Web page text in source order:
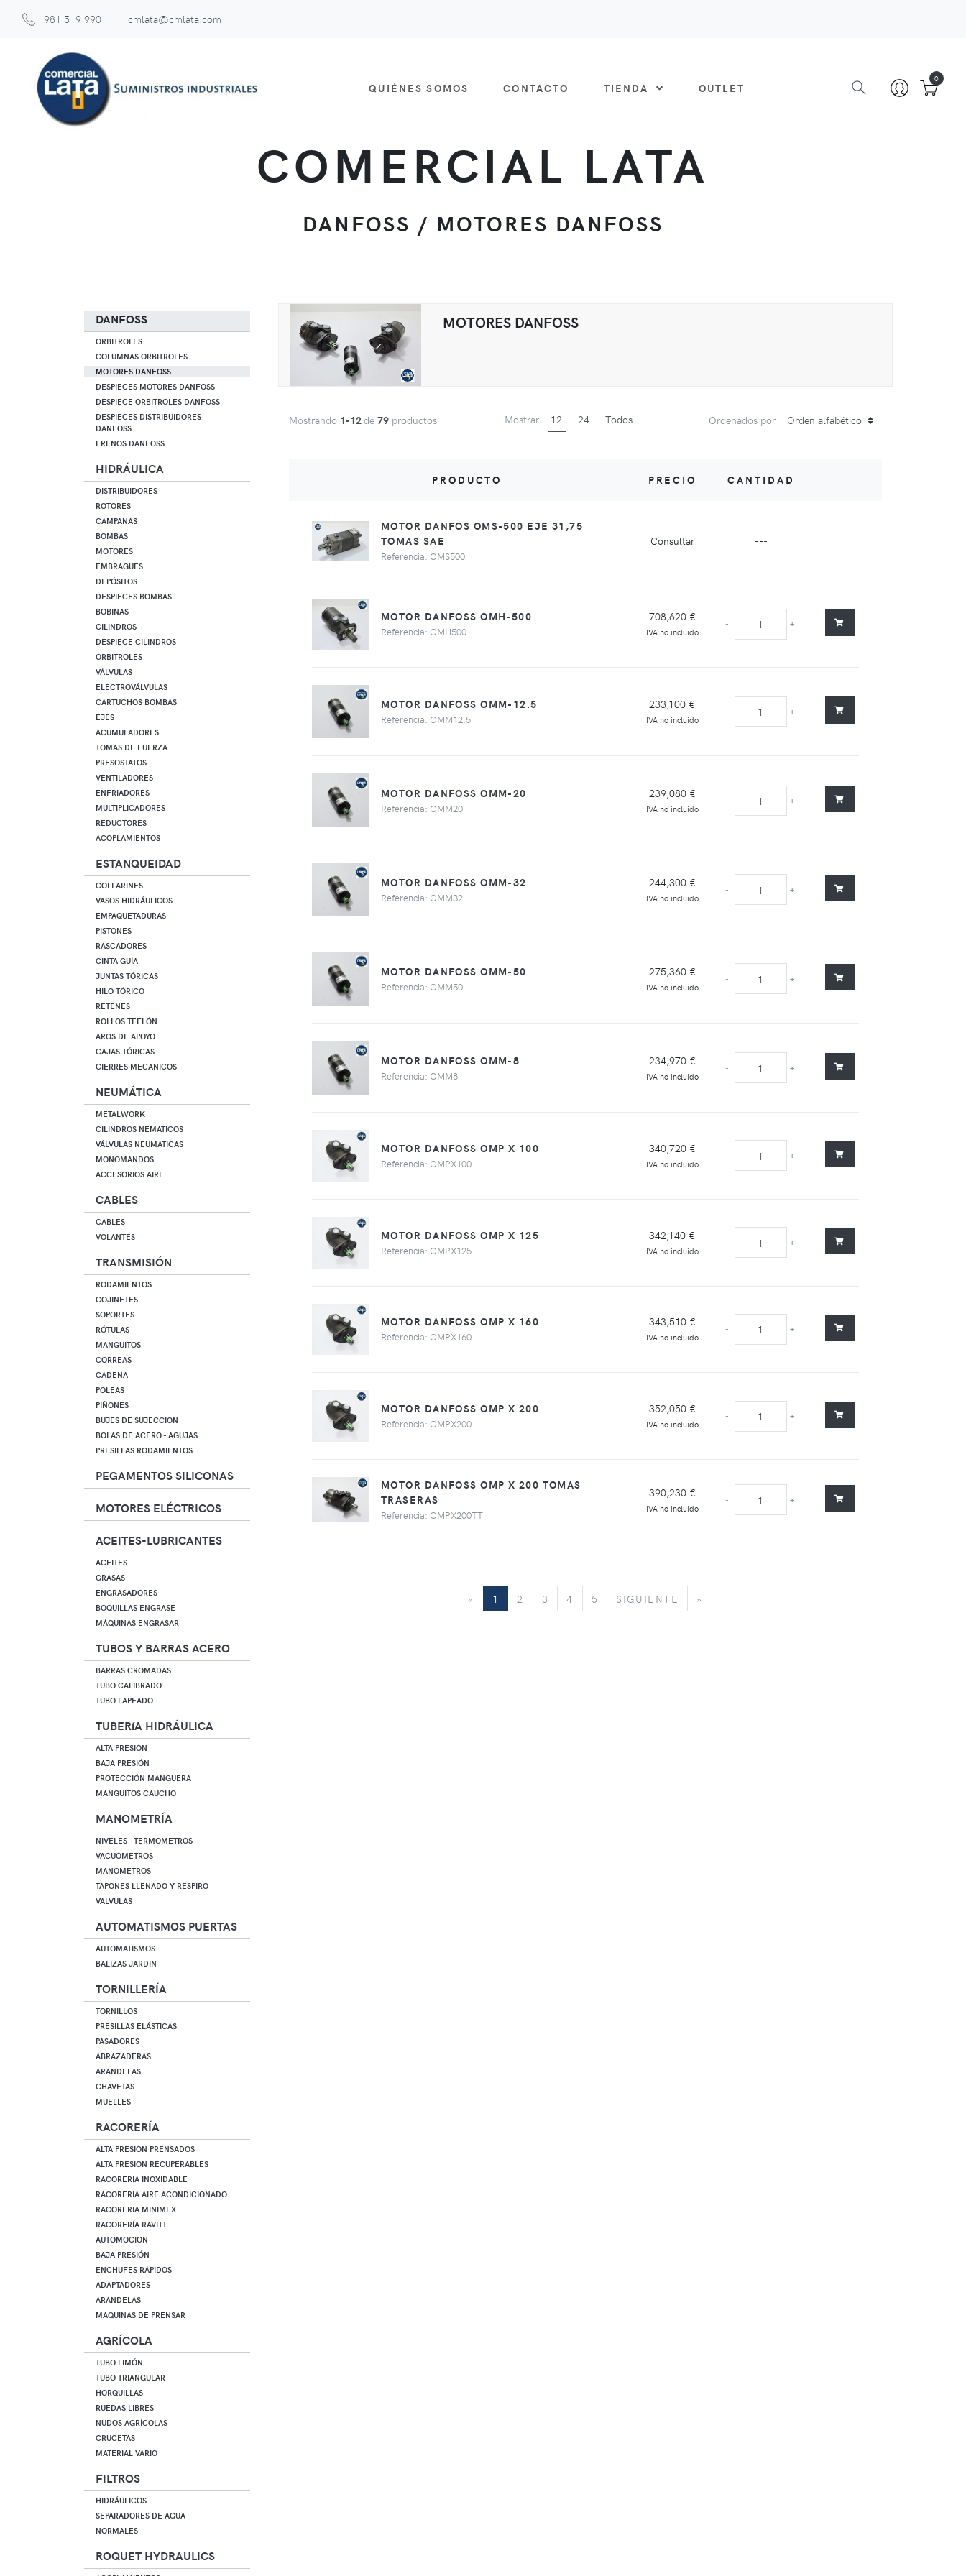
981 519 990 cmlata@cmlata.com
QUIÉNES SOMOS CONTACTO TIENDA OUTLET
0
COMERCIAL LATA
DANFOSS / MOTORES DANFOSS
DANFOSS
ORBITROLES
COLUMNAS ORBITROLES
MOTORES DANFOSS
DESPIECES MOTORES DANFOSS
DESPIECE ORBITROLES DANFOSS
DESPIECES DISTRIBUIDORES
DANFOSS
FRENOS DANFOSS
HIDRÁULICA
DISTRIBUIDORES
ROTORES
CAMPANAS
BOMBAS
MOTORES
EMBRAGUES
DEPÓSITOS
DESPIECES BOMBAS
BOBINAS
CILINDROS
DESPIECE CILINDROS
ORBITROLES
VÁLVULAS
ELECTROVÁLVULAS
CARTUCHOS BOMBAS
EJES
ACUMULADORES
TOMAS DE FUERZA
PRESOSTATOS
VENTILADORES
ENFRIADORES
MULTIPLICADORES
REDUCTORES
ACOPLAMIENTOS
ESTANQUEIDAD
COLLARINES
VASOS HIDRÁULICOS
EMPAQUETADURAS
PISTONES
RASCADORES
CINTA GUÍA
JUNTAS TÓRICAS
HILO TÓRICO
RETENES
ROLLOS TEFLÓN
AROS DE APOYO
CAJAS TÓRICAS
CIERRES MECANICOS
NEUMÁTICA
METALWORK
CILINDROS NEMATICOS
VÁLVULAS NEUMATICAS
MONOMANDOS
ACCESORIOS AIRE
CABLES
CABLES
VOLANTES
TRANSMISIÓN
RODAMIENTOS
COJINETES
SOPORTES
RÓTULAS
MANGUITOS
CORREAS
CADENA
POLEAS
PIÑONES
BUJES DE SUJECCION
BOLAS DE ACERO - AGUJAS
PRESILLAS RODAMIENTOS
PEGAMENTOS SILICONAS
MOTORES ELÉCTRICOS
ACEITES-LUBRICANTES
ACEITES
GRASAS
ENGRASADORES
BOQUILLAS ENGRASE
MÁQUINAS ENGRASAR
TUBOS Y BARRAS ACERO
BARRAS CROMADAS
TUBO CALIBRADO
TUBO LAPEADO
TUBERíA HIDRÁULICA
ALTA PRESIÓN
BAJA PRESIÓN
PROTECCIÓN MANGUERA
MANGUITOS CAUCHO
MANOMETRÍA
NIVELES - TERMOMETROS
VACUÓMETROS
MANOMETROS
TAPONES LLENADO Y RESPIRO
VALVULAS
AUTOMATISMOS PUERTAS
AUTOMATISMOS
BALIZAS JARDIN
TORNILLERÍA
TORNILLOS
PRESILLAS ELÁSTICAS
PASADORES
ABRAZADERAS
ARANDELAS
CHAVETAS
MUELLES
RACORERÍA
ALTA PRESIÓN PRENSADOS
ALTA PRESION RECUPERABLES
RACORERIA INOXIDABLE
RACORERIA AIRE ACONDICIONADO
RACORERIA MINIMEX
RACORERÍA RAVITT
AUTOMOCION
BAJA PRESIÓN
ENCHUFES RÁPIDOS
ADAPTADORES
ARANDELAS
MAQUINAS DE PRENSAR
AGRÍCOLA
TUBO LIMÓN
TUBO TRIANGULAR
HORQUILLAS
RUEDAS LIBRES
NUDOS AGRÍCOLAS
CRUCETAS
MATERIAL VARIO
FILTROS
HIDRÁULICOS
SEPARADORES DE AGUA
NORMALES
ROQUET HYDRAULICS
MOTORES DANFOSS
Mostrando 1-12de 79 productos Mostrar 12 24 Todos Ordenados por
PRODUCTO PRECIO CANTIDAD
MOTOR DANFOS OMS-500 EJE 31,75
TOMAS SAE
Referencia: OMS500
Consultar ---
MOTOR DANFOSS OMH-500
Referencia: OMH500
708,620 €
IVA no incluido
- +
MOTOR DANFOSS OMM-12.5
Referencia: OMM12.5
233,100 €
IVA no incluido
- +
MOTOR DANFOSS OMM-20
Referencia: OMM20
239,080 €
IVA no incluido
- +
MOTOR DANFOSS OMM-32
Referencia: OMM32
244,300 €
IVA no incluido
- +
MOTOR DANFOSS OMM-50
Referencia: OMM50
275,360 €
IVA no incluido
- +
MOTOR DANFOSS OMM-8
Referencia: OMM8
234,970 €
IVA no incluido
- +
MOTOR DANFOSS OMP X 100
Referencia: OMPX100
340,720 €
IVA no incluido
- +
MOTOR DANFOSS OMP X 125
Referencia: OMPX125
342,140 €
IVA no incluido
- +
MOTOR DANFOSS OMP X 160
Referencia: OMPX160
343,510 €
IVA no incluido
- +
MOTOR DANFOSS OMP X 200
Referencia: OMPX200
352,050 €
IVA no incluido
- +
MOTOR DANFOSS OMP X 200 TOMAS
TRASERAS
Referencia: OMPX200TT
390,230 €
IVA no incluido
- +
« 1 2 3 4 5 SIGUIENTE SIGUIENTE
»